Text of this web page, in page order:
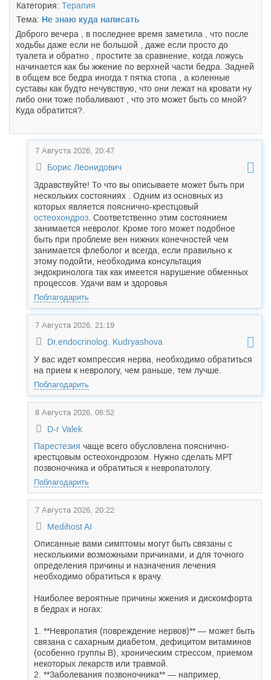
Категория: Терапия
Тема: Не знаю куда написать
Доброго вечера , в последнее время заметила , что после
ходьбы даже если не большой , даже если просто до
туалета и обратно , простите за сравнение, когда ложусь
начинается как бы жжение по верхней части бедра. Задней
в общем все бедра иногда т пятка стопа , а коленные
суставы как будто нечувствую, что они лежат на кровати ну
либо они тоже побаливают , что это может быть со мной?
Куда обратится?.
7 Августа 2026, 20:47
Борис Леонидович
Здравствуйте! То что вы описываете может быть при
нескольких состояниях . Одним из основных из
которых является пояснично-крестцовый
остеохондроз . Соответственно этим состоянием
занимается невролог. Кроме того может подобное
быть при проблеме вен нижних конечностей чем
занимается флеболог и всегда, если правильно к
этому подойти, необходима консультация
эндокринолога так как имеется нарушение обменных
процессов. Удачи вам и здоровья
Поблагодарить
7 Августа 2026, 21:19
Dr.endocrinolog. Kudryashova
У вас идет компрессия нерва, необходимо обратиться
на прием к неврологу, чем раньше, тем лучше.
Поблагодарить
8 Августа 2026, 06:52
D-r Valek
Парестезия чаще всего обусловлена пояснично-
крестцовым остеохондрозом. Нужно сделать МРТ
позвоночника и обратиться к невропатологу.
Поблагодарить
7 Августа 2026, 20:22
Medihost AI
Описанные вами симптомы могут быть связаны с
несколькими возможными причинами, и для точного
определения причины и назначения лечения
необходимо обратиться к врачу.
Наиболее вероятные причины жжения и дискомфорта
в бедрах и ногах:
1. **Невропатия (повреждение нервов)** — может быть
связана с сахарным диабетом, дефицитом витаминов
(особенно группы B), хроническим стрессом, приемом
некоторых лекарств или травмой.
2. **Заболевания позвоночника** — например,